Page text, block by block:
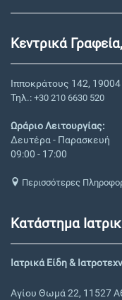
Κεντρικά
Ιπποκράτους 142,
Τηλ.: +30 210 6630 520
Ωράριο Λειτουργίας:
Δευτέρα - Παρασκευή
09:00 - 17:00
Περισσότερες
Κατάστημα
Ιατρικά Είδη &
Αγίου Θωμά 22, 11527